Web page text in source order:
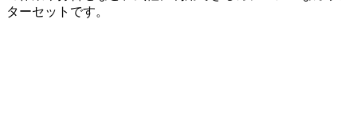
ターセットです。